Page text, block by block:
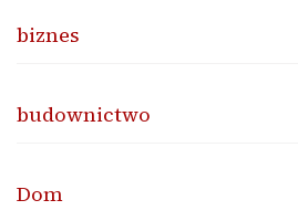
biznes
budownictwo
Dom